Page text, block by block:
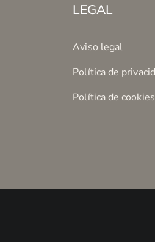
LEGAL
Aviso legal
Política de
Política de cookies